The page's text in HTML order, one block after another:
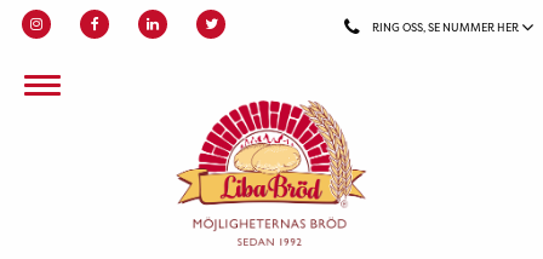
RING OSS, SE NUMMER HER